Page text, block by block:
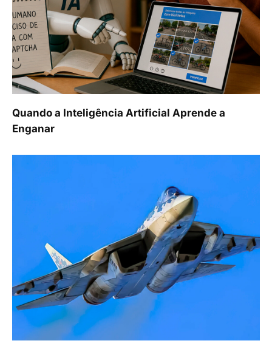
Quando a Inteligência Artificial Aprende a
Enganar